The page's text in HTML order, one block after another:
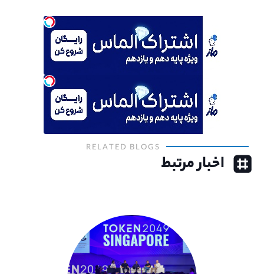
RELATED BLOGS
اخبار مرتبط